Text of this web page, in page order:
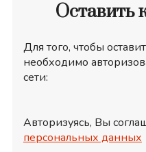
Оставить
Для того, чтобы
необходимо
сети:
Авторизуясь, Вы
персональных данных